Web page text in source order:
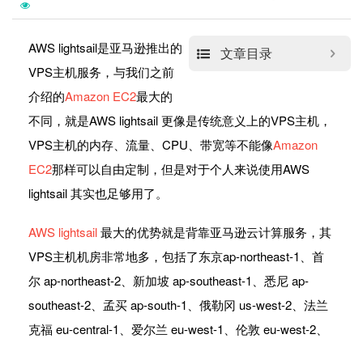
文章目录
AWS lightsail是亚马逊推出的
VPS主机服务，与我们之前
介绍的Amazon EC2最大的
不同，就是AWS lightsail 更像是传统意义上的VPS主机，
VPS主机的内存、流量、CPU、带宽等不能像Amazon
EC2那样可以自由定制，但是对于个人来说使用AWS
lightsail 其实也足够用了。
AWS lightsail最大的优势就是背靠亚马逊云计算服务，其
VPS主机机房非常地多，包括了东京ap-northeast-1、首
尔 ap-northeast-2、新加坡 ap-southeast-1、悉尼 ap-
southeast-2、孟买 ap-south-1、俄勒冈 us-west-2、法兰
克福 eu-central-1、爱尔兰 eu-west-1、伦敦 eu-west-2、